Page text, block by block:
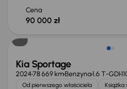
Cena
90 000 zł
Kia Sportage
202478 669 kmBenzyna1.6 T-GDI
Od pierwszego właściciela
Książka